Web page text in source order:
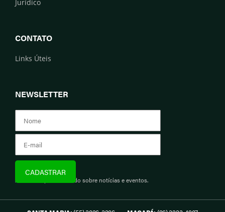
Jurídico
CONTATO
Links Úteis
NEWSLETTER
Assine e fique informado sobre notícias e eventos.